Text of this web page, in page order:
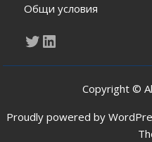
Общи условия
Twitter
LinkedIn
Copyright ©
Proudly powered by